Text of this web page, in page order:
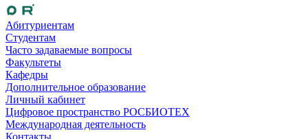
Абитуриентам
Студентам
Часто задаваемые вопросы
Факультеты
Кафедры
Дополнительное образование
Личный кабинет
Цифровое пространство РОСБИОТЕХ
Международная деятельность
Контакты